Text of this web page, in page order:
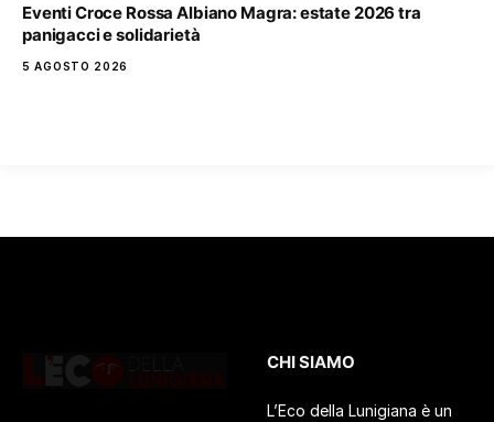
Eventi Croce Rossa Albiano Magra: estate 2026 tra
panigacci e solidarietà
5 AGOSTO 2026
CHI SIAMO
L’Eco della Lunigiana è un